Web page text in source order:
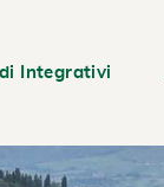
Integrativi